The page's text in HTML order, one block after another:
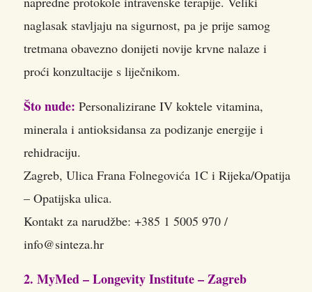
naglasak stavljaju na sigurnost, pa je prije samog
tretmana obavezno donijeti novije krvne nalaze i
proći konzultacije s liječnikom.
Što nude: Personalizirane IV koktele vitamina,
minerala i antioksidansa za podizanje energije i
rehidraciju.
Zagreb, Ulica Frana Folnegovića 1C i Rijeka/Opatija
– Opatijska ulica.
Kontakt za narudžbe: +385 1 5005 970 /
info@sinteza.hr
2. MyMed – Longevity Institute – Zagreb